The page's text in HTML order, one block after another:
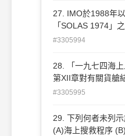
27. IMO於1988年
「SOLAS 1974」
締約國自 行修正方式 (B)以大會決議案方式
#3305994
28. 「一九七四海
第XII章對有關貨艙
船齡幾年以上於欲
年以上 (B)10年以
以上
#3305995
29. 下列何者未列
(A)海上搜救程序